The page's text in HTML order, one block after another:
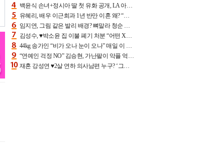
백윤식 손녀+정시아 딸 첫 유화 공개, LA 아트쇼→서울국제조각페스타 작가다운 수준급 실력
유혜리, 배우 이근희과 1년 반만 이혼 왜? “식칼 꽂고 의자 던져” 충격 폭로(특종)[어제TV]
임지연, 그림 같은 발리 배경? 뼈말라 청순 비키니 핏에 상대 안 되네
김성수, ♥박소윤 집 이불 폐기 처분 “어떤 X이랑 썼을지 몰라” 질투(신랑수업2)[어제TV]
44kg 송가인 “비가 오나 눈이 오나” 매일 이 운동, 허벅지 근육량 상승+체지방 감소
“연예인 걱정 NO” 김승현, 가난팔이 악플 억울할만‥아내+딸과 日 여행
재혼 강성연 ♥2살 연하 의사남편 누구? ‘그알’ 자문의에 훈남 비주얼 초엘리트 스펙 [종합]